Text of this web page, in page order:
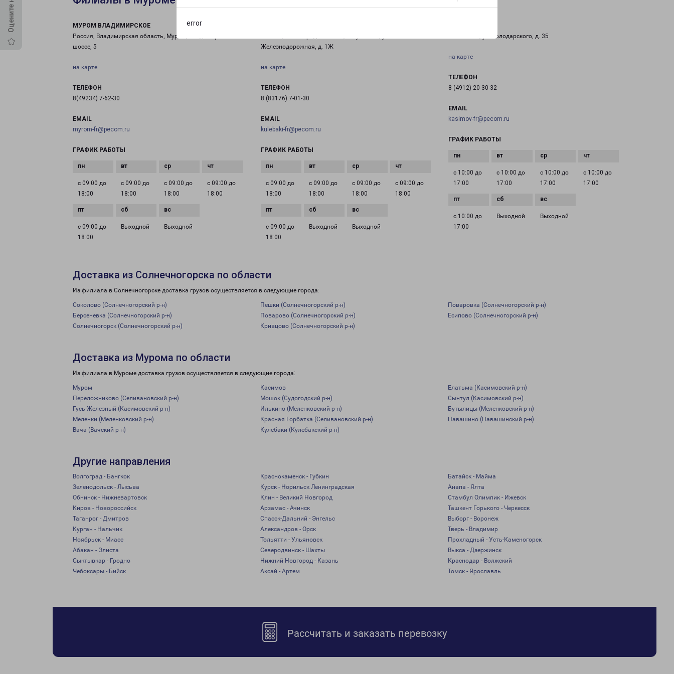
error
МУРОМ ВЛАДИМИРСКОЕ
Россия, Владимирская область, Муром, Владимирское
шоссе, 5
на карте
ТЕЛЕФОН
8(49234) 7-62-30
EMAIL
myrom-fr@pecom.ru
ГРАФИК РАБОТЫ
с 09:00 до
18:00
с 09:00 до
18:00
с 09:00 до
18:00
с 09:00 до
18:00
с 09:00 до
18:00
Выходной Выходной
Железнодорожная, д. 1Ж
на карте
ТЕЛЕФОН
8 (83176) 7-01-30
EMAIL
kulebaki-fr@pecom.ru
ГРАФИК РАБОТЫ
с 09:00 до
18:00
с 09:00 до
18:00
с 09:00 до
18:00
с 09:00 до
18:00
с 09:00 до
18:00
Выходной Выходной
г. Касимов, ул. Володарского, д. 35
на карте
ТЕЛЕФОН
8 (4912) 20-30-32
EMAIL
kasimov-fr@pecom.ru
ГРАФИК РАБОТЫ
с 10:00 до
17:00
с 10:00 до
17:00
с 10:00 до
17:00
с 10:00 до
17:00
с 10:00 до
17:00
Выходной Выходной
Доставка из Солнечногорска по области
Из филиала в Солнечногорске доставка грузов осуществляется в следующие города:
Соколово (Солнечногорский р-н) Пешки (Солнечногорский р-н)
Поваровка (Солнечногорский р-н)
Берсеневка (Солнечногорский р-н)
Поварово (Солнечногорский р-н)
Есипово (Солнечногорский р-н)
Солнечногорск (Солнечногорский р-н)
Кривцово (Солнечногорский р-н)
Доставка из Мурома по области
Из филиала в Муроме доставка грузов осуществляется в следующие города:
Муром Касимов
Елатьма (Касимовский р-н)
Переложниково (Селивановский р-н)
Мошок (Судогодский р-н)
Сынтул (Касимовский р-н)
Гусь-Железный (Касимовский р-н)
Илькино (Меленковский р-н)
Бутылицы (Меленковский р-н)
Меленки (Меленковский р-н)
Красная Горбатка (Селивановский р-н)
Навашино (Навашинский р-н)
Вача (Вачский р-н)
Кулебаки (Кулебакский р-н)
Другие направления
Волгоград - Бангкок Краснокаменск - Губкин
Батайск - Майма
Зеленодольск - Лысьва
Курск - Норильск Ленинградская
Анапа - Ялта
Обнинск - Нижневартовск
Клин - Великий Новгород
Стамбул Олимпик - Ижевск
Киров - Новороссийск
Арзамас - Ачинск
Ташкент Горького - Черкесск
Таганрог - Дмитров
Спасск-Дальний - Энгельс
Выборг - Воронеж
Курган - Нальчик
Александров - Орск
Тверь - Владимир
Ноябрьск - Миасс
Тольятти - Ульяновск
Прохладный - Усть-Каменогорск
Абакан - Элиста
Северодвинск - Шахты
Выкса - Дзержинск
Сыктывкар - Гродно
Нижний Новгород - Казань
Краснодар - Волжский
Чебоксары - Бийск
Аксай - Артем Томск - Ярославль
Рассчитать и заказать перевозку